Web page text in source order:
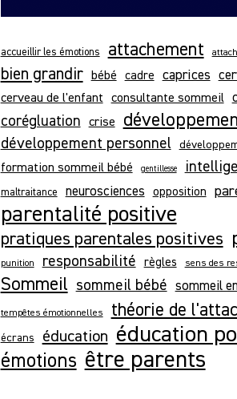
accueillir les émotions attachement
bien grandir bébé cadre caprices
cerveau de l'enfant consultante sommeil
corégluation crise
développement personnel
formation sommeil bébé gentillesse
maltraitance neurosciences opposition
parentalité positive
pratiques parentales positives
punition responsabilité règles sens des
Sommeil sommeil bébé sommeil
tempêtes émotionnelles théorie de
écrans éducation éducation
émotions être parents